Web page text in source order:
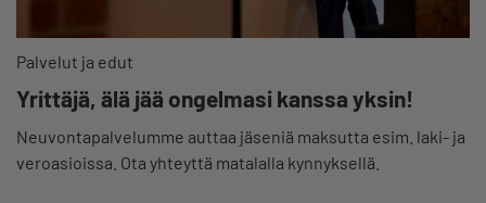
Palvelut ja edut
Yrittäjä, älä jää ongelmasi kanssa yksin!
Neuvontapalvelumme auttaa jäseniä maksutta esim. laki- ja
veroasioissa. Ota yhteyttä matalalla kynnyksellä.